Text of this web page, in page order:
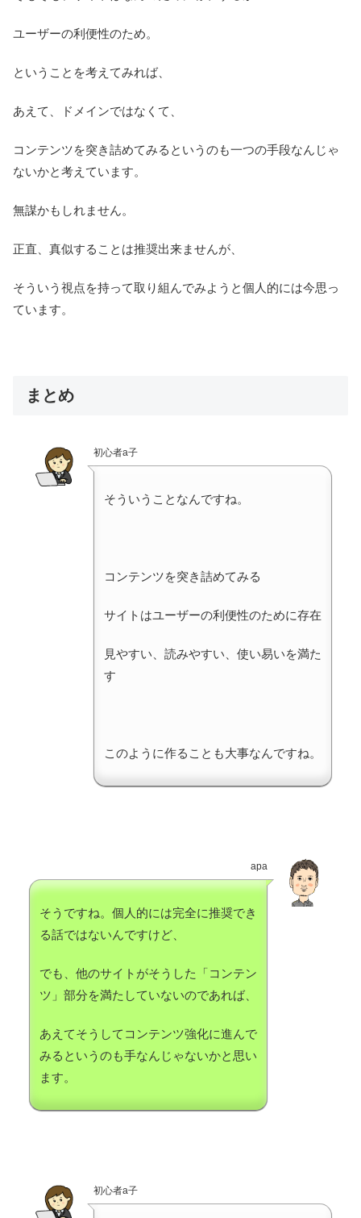
ユーザーの利便性のため。
ということを考えてみれば、
あえて、ドメインではなくて、
コンテンツを突き詰めてみるというのも一つの手段なんじゃ
ないかと考えています。
無謀かもしれません。
正直、真似することは推奨出来ませんが、
そういう視点を持って取り組んでみようと個人的には今思っ
ています。
まとめ
初心者a子
そういうことなんですね。
コンテンツを突き詰めてみる
サイトはユーザーの利便性のために存在
見やすい、読みやすい、使い易いを満た
す
このように作ることも大事なんですね。
apa
そうですね。個人的には完全に推奨でき
る話ではないんですけど、
でも、他のサイトがそうした「コンテン
ツ」部分を満たしていないのであれば、
あえてそうしてコンテンツ強化に進んで
みるというのも手なんじゃないかと思い
ます。
初心者a子